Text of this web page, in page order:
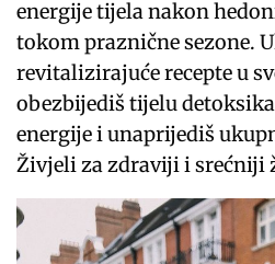
energije tijela nakon
tokom praznične sezone.
revitalizirajuće recepte u
obezbijediš tijelu
energije i unaprijediš
Živjeli za zdraviji i srećniji